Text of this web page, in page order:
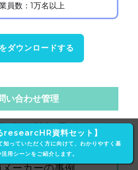
員数：1万名以上
ダウンロードする
い合わせ管理
い合わせ対応を置き換え
削減
researcHR資料セット】
っていただく方に向けて、わかりやすく基
用シーンをご紹介します。